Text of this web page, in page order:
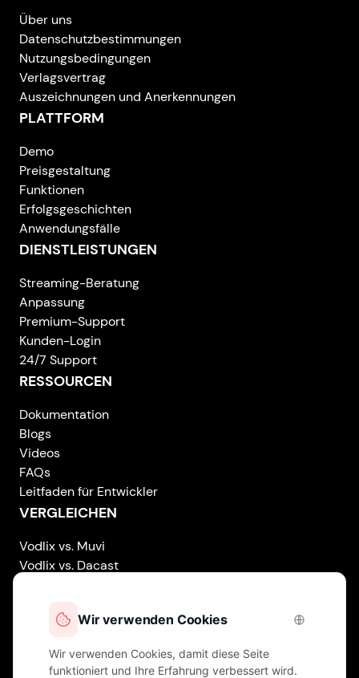
Über uns
Datenschutzbestimmungen
Nutzungsbedingungen
Verlagsvertrag
Auszeichnungen und Anerkennungen
PLATTFORM
Demo
Preisgestaltung
Funktionen
Erfolgsgeschichten
Anwendungsfälle
DIENSTLEISTUNGEN
Streaming-Beratung
Anpassung
Premium-Support
Kunden-Login
24/7 Support
RESSOURCEN
Dokumentation
Blogs
Videos
FAQs
Leitfaden für Entwickler
VERGLEICHEN
Vodlix vs. Muvi
Vodlix vs. Dacast
Vodlix vs. Brightcove